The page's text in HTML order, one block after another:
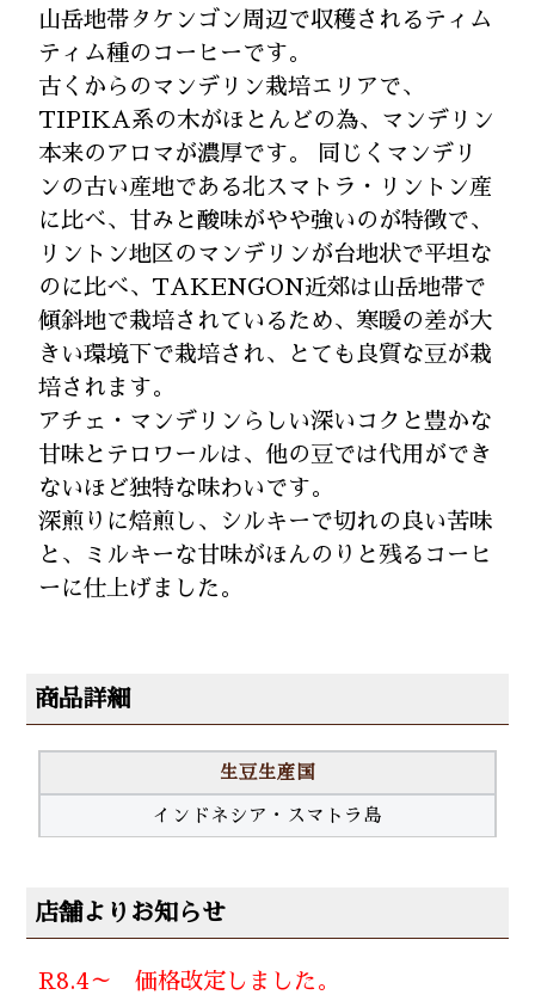
山岳地帯タケンゴン周辺で収穫されるティム
ティム種のコーヒーです。
古くからのマンデリン栽培エリアで、
TIPIKA系の木がほとんどの為、マンデリン
本来のアロマが濃厚です。 同じくマンデリ
ンの古い産地である北スマトラ・リントン産
に比べ、甘みと酸味がやや強いのが特徴で、
リントン地区のマンデリンが台地状で平坦な
のに比べ、TAKENGON近郊は山岳地帯で
傾斜地で栽培されているため、寒暖の差が大
きい環境下で栽培され、とても良質な豆が栽
培されます。
アチェ・マンデリンらしい深いコクと豊かな
甘味とテロワールは、他の豆では代用ができ
ないほど独特な味わいです。
深煎りに焙煎し、シルキーで切れの良い苦味
と、ミルキーな甘味がほんのりと残るコーヒ
ーに仕上げました。
商品詳細
生豆生産国
インドネシア・スマトラ島
店舗よりお知らせ
R8.4～ 価格改定しました。